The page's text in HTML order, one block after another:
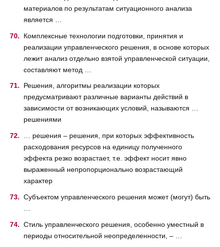
материалов по результатам ситуационного анализа
является …
Комплексные технологии подготовки, принятия и
реализации управленческого решения, в основе которых
лежит анализ отдельно взятой управленческой ситуации,
составляют метод …
Решения, алгоритмы реализации которых
предусматривают различные варианты действий в
зависимости от возникающих условий, называются …
решениями
… решения – решения, при которых эффективность
расходования ресурсов на единицу полученного
эффекта резко возрастает, т.е. эффект носит явно
выраженный непропорционально возрастающий
характер
Субъектом управленческого решения может (могут) быть
Стиль управленческого решения, особенно уместный в
периоды относительной неопределенности, – …